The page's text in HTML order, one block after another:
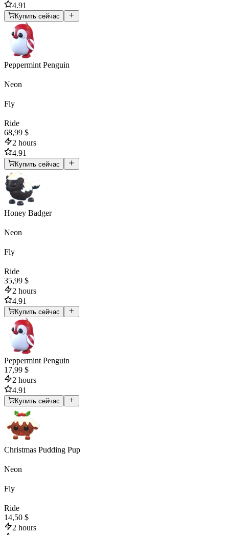
4.91
Купить сейчас
Peppermint Penguin
Neon
Fly
Ride
68,99 $
2 hours
4.91
Купить сейчас
Honey Badger
Neon
Fly
Ride
35,99 $
2 hours
4.91
Купить сейчас
Peppermint Penguin
17,99 $
2 hours
4.91
Купить сейчас
Christmas Pudding Pup
Neon
Fly
Ride
14,50 $
2 hours